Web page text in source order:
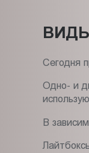
Сегодня
Одно- и
В